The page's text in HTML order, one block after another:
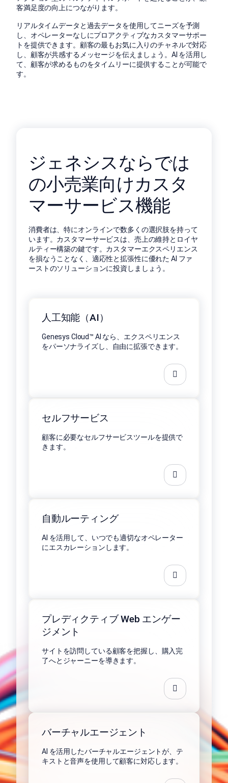
客満足度の向上につながります。
リアルタイムデータと過去データを使用してニーズを予測
し、オペレーターなしにプロアクティブなカスタマーサポー
トを提供できます。顧客の最もお気に入りのチャネルで対応
し、顧客が共感するメッセージを伝えましょう。AI を活用し
て、顧客が求めるものをタイムリーに提供することが可能で
す。
ジェネシスならでは
の小売業向けカスタ
マーサービス機能
消費者は、特にオンラインで数多くの選択肢を持って
います。カスタマーサービスは、売上の維持とロイヤ
ルティー構築の鍵です。カスタマーエクスペリエンス
を損なうことなく、適応性と拡張性に優れた AI ファ
ーストのソリューションに投資しましょう。
人工知能（AI）
Genesys Cloud™ AI なら、エクスペリエンス
をパーソナライズし、自由に拡張できます。
セルフサービス
顧客に必要なセルフサービスツールを提供で
きます。
自動ルーティング
AI を活用して、いつでも適切なオペレーター
にエスカレーションします。
プレディクティブ Web エンゲー
ジメント
サイトを訪問している顧客を把握し、購入完
了へとジャーニーを導きます。
バーチャルエージェント
AI を活用したバーチャルエージェントが、テ
キストと音声を使用して顧客に対応します。